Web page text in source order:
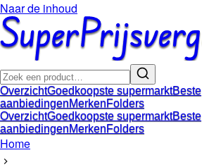
Naar de inhoud
OverzichtGoedkoopste supermarktBeste
aanbiedingenMerkenFolders
OverzichtGoedkoopste supermarktBeste
aanbiedingenMerkenFolders
Home